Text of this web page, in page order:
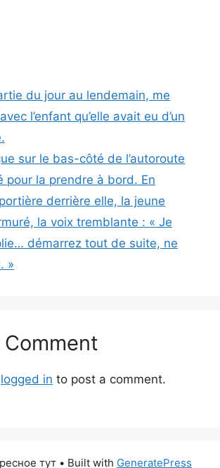
du jour au lendemain, me
l’enfant qu’elle avait eu d’un
sur le bas-côté de l’autoroute
pour la prendre à bord. En
derrière elle, la jeune
la voix tremblante : « Je
démarrez tout de suite, ne
»
Comment
logged in to post a comment.
тут • Built with GeneratePress